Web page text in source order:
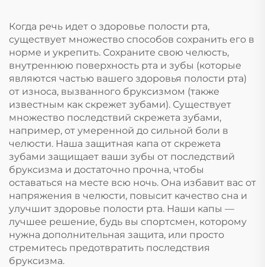
зубные капы
оптом
Когда речь идет о здоровье полости рта,
существует множество способов сохранить его в
норме и укрепить. Сохраните свою челюсть,
внутреннюю поверхность рта и зубы (которые
являются частью вашего здоровья полости рта)
от износа, вызванного бруксизмом (также
известным как скрежет зубами). Существует
множество последствий скрежета зубами,
например, от умеренной до сильной боли в
челюсти. Наша защитная капа от скрежета
зубами защищает ваши зубы от последствий
бруксизма и достаточно прочна, чтобы
оставаться на месте всю ночь. Она избавит вас от
напряжения в челюсти, повысит качество сна и
улучшит здоровье полости рта. Наши капы —
лучшее решение, будь вы спортсмен, которому
нужна дополнительная защита, или просто
стремитесь предотвратить последствия
бруксизма.